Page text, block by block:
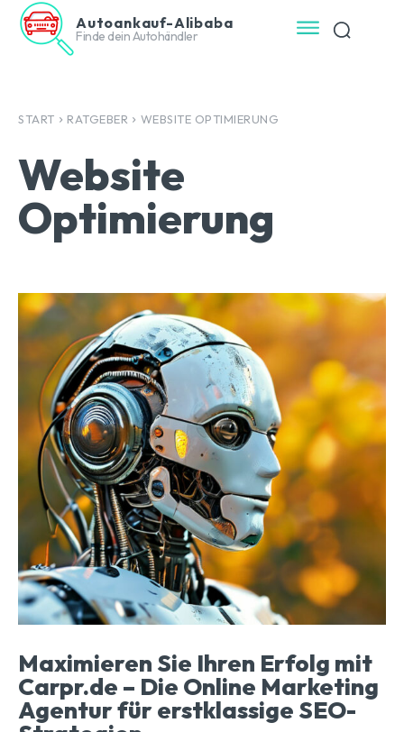
Autoankauf-Alibaba
Finde dein Autohändler
START RATGEBER WEBSITE OPTIMIERUNG
Website
Optimierung
Maximieren Sie Ihren Erfolg mit
Carpr.de – Die Online Marketing
Agentur für erstklassige SEO-